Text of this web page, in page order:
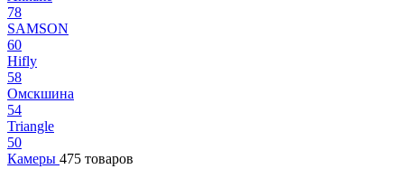
78
SAMSON
60
Hifly
58
Омскшина
54
Triangle
50
Камеры 475 товаров